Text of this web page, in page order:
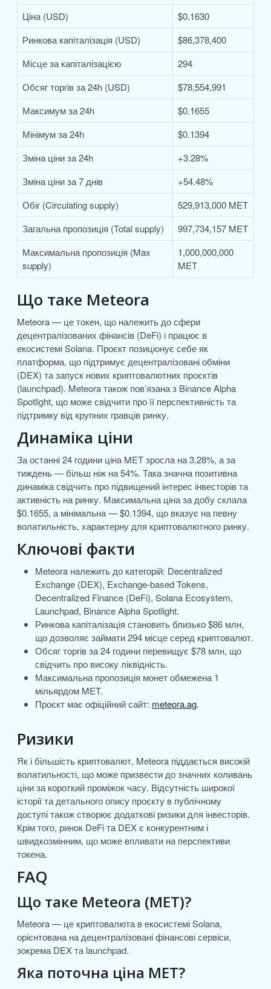
Ціна (USD)
$0.1630
Ринкова капіталізація (USD)
$86,378,400
Місце за капіталізацією
294
Обсяг торгів за 24h (USD)
$78,554,991
Максимум за 24h
$0.1655
Мінімум за 24h
$0.1394
Зміна ціни за 24h
+3.28%
Зміна ціни за 7 днів
+54.48%
Обіг (Circulating supply)
529,913,000 MET
Загальна пропозиція (Total supply)
997,734,157 MET
Максимальна пропозиція (Max
supply)
1,000,000,000
MET
Що таке Meteora
Meteora — це токен, що належить до сфери
децентралізованих фінансів (DeFi) і працює в
екосистемі Solana. Проєкт позиціонує себе як
платформа, що підтримує децентралізовані обміни
(DEX) та запуск нових криптовалютних проєктів
(launchpad). Meteora також пов’язана з Binance Alpha
Spotlight, що може свідчити про її перспективність та
підтримку від крупних гравців ринку.
Динаміка ціни
За останні 24 години ціна MET зросла на 3.28%, а за
тиждень — більш ніж на 54%. Така значна позитивна
динаміка свідчить про підвищений інтерес інвесторів та
активність на ринку. Максимальна ціна за добу склала
$0.1655, а мінімальна — $0.1394, що вказує на певну
волатильність, характерну для криптовалютного ринку.
Ключові факти
Meteora належить до категорій: Decentralized
Exchange (DEX), Exchange-based Tokens,
Decentralized Finance (DeFi), Solana Ecosystem,
Launchpad, Binance Alpha Spotlight.
Ринкова капіталізація становить близько $86 млн,
що дозволяє займати 294 місце серед криптовалют.
Обсяг торгів за 24 години перевищує $78 млн, що
свідчить про високу ліквідність.
Максимальна пропозиція монет обмежена 1
мільярдом MET.
Проєкт має офіційний сайт: meteora.ag.
Ризики
Як і більшість криптовалют, Meteora піддається високій
волатильності, що може призвести до значних коливань
ціни за короткий проміжок часу. Відсутність широкої
історії та детального опису проєкту в публічному
доступі також створює додаткові ризики для інвесторів.
Крім того, ринок DeFi та DEX є конкурентним і
швидкозмінним, що може впливати на перспективи
токена.
FAQ
Що таке Meteora (MET)?
Meteora — це криптовалюта в екосистемі Solana,
орієнтована на децентралізовані фінансові сервіси,
зокрема DEX та launchpad.
Яка поточна ціна MET?